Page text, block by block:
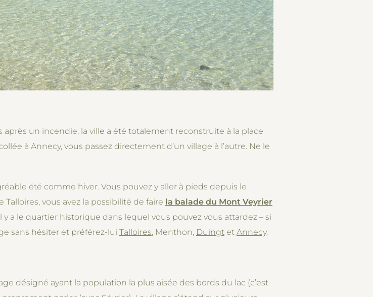
un incendie, la ville a été totalement reconstruite à la place
à Annecy, vous passez directement d’un village à l’autre. Ne le
été comme hiver. Vous pouvez y aller à pieds depuis le
vous avez la possibilité de faire la balade du Mont Veyrier
a le quartier historique dans lequel vous pouvez vous attardez – si
sans hésiter et préférez-lui Talloires, Menthon, Duingt et Annecy.
désigné ayant la population la plus aisée des bords du lac (c’est